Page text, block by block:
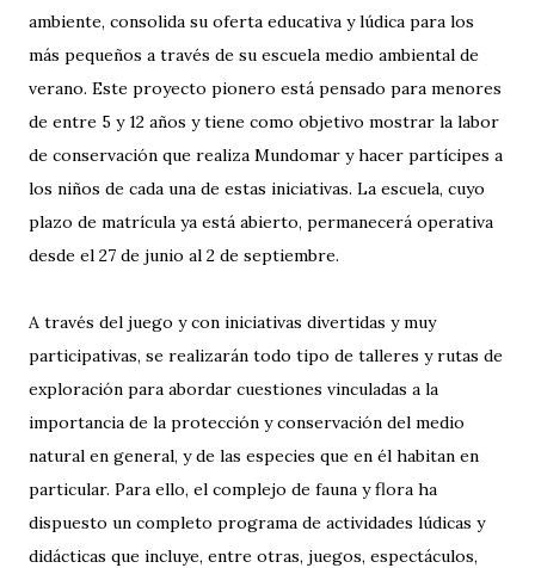
ambiente, consolida su oferta educativa y lúdica para los
más pequeños a través de su escuela medio ambiental de
verano. Este proyecto pionero está pensado para menores
de entre 5 y 12 años y tiene como objetivo mostrar la labor
de conservación que realiza Mundomar y hacer partícipes a
los niños de cada una de estas iniciativas. La escuela, cuyo
plazo de matrícula ya está abierto, permanecerá operativa
desde el 27 de junio al 2 de septiembre.
A través del juego y con iniciativas divertidas y muy
participativas, se realizarán todo tipo de talleres y rutas de
exploración para abordar cuestiones vinculadas a la
importancia de la protección y conservación del medio
natural en general, y de las especies que en él habitan en
particular. Para ello, el complejo de fauna y flora ha
dispuesto un completo programa de actividades lúdicas y
didácticas que incluye, entre otras, juegos, espectáculos,